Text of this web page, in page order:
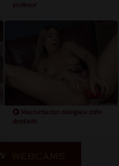
profesor
Masturbacion colegiala coño
depilado